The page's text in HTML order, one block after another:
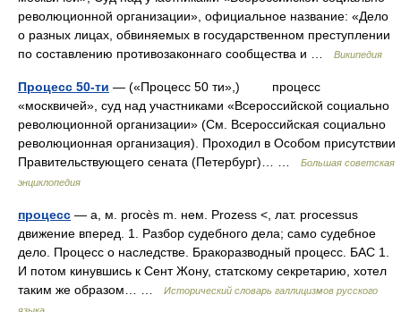
революционной организации», официальное название: «Дело
о разных лицах, обвиняемых в государственном преступлении
по составлению противозаконнаго сообщества и …
Википедия
Процесс 50-ти — («Процесс 50 ти»,) процесс
«москвичей», суд над участниками «Всероссийской социально
революционной организации» (См. Всероссийская социально
революционная организация). Проходил в Особом присутствии
Правительствующего сената (Петербург)… …
Большая советская
энциклопедия
процесс — а, м. procès m. нем. Prozess <, лат. processus
движение вперед. 1. Разбор судебного дела; само судебное
дело. Процесс о наследстве. Бракоразводный процесс. БАС 1.
И потом кинувшись к Сент Жону, статскому секретарию, хотел
таким же образом… …
Исторический словарь галлицизмов русского